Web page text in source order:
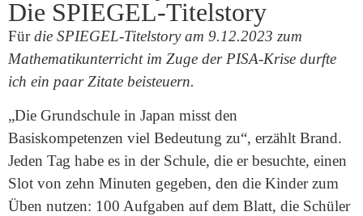
Die SPIEGEL-Titelstory
Fürdie SPIEGEL-Titelstory am 9.12.2023 zum
Mathematikunterricht im Zuge der PISA-Krise durfte
ich ein paar Zitate beisteuern.
„Die Grundschule in Japan misst den
Basiskompetenzen viel Bedeutung zu“, erzählt Brand.
Jeden Tag habe es in der Schule, die er besuchte, einen
Slot von zehn Minuten gegeben, den die Kinder zum
Üben nutzen: 100 Aufgaben auf dem Blatt, die Schüler